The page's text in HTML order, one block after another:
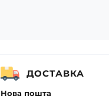
ДОСТАВКА
Нова пошта